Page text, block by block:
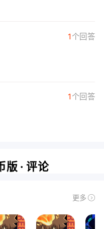
1 个回答
1 个回答
版 · 评论
更多